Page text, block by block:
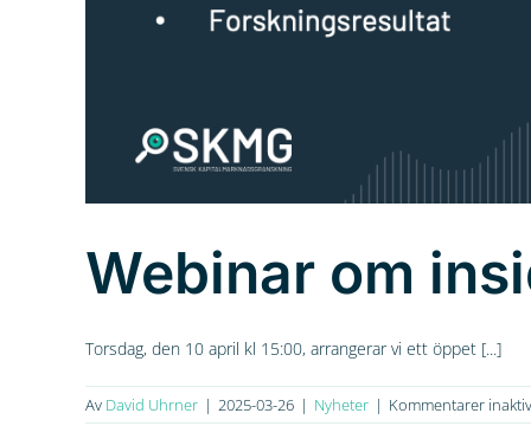
Webinar om
Torsdag, den 10 april kl 15:00, arrangerar vi ett öppet [...]
Av David Uhrner | 2025-03-26 | Nyheter | Kommentarer